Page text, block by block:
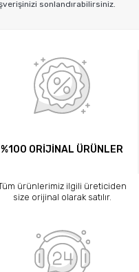
sonlandırabilirsiniz.
%100 ORİJİNAL ÜRÜNLER
ürünlerimiz ilgili üreticiden
size orijinal olarak satılır.